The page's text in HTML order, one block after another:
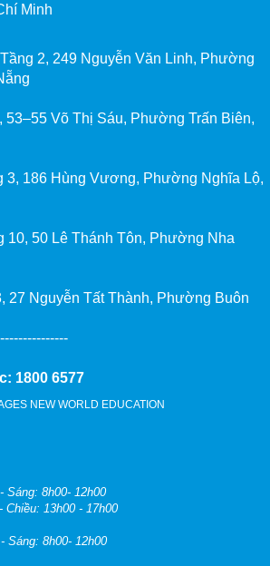
Minh
2, 249 Nguyễn Văn Linh, Phường
53–55 Võ Thị Sáu, Phường Trấn Biên,
3, 186 Hùng Vương, Phường Nghĩa Lộ,
10, 50 Lê Thánh Tôn, Phường Nha
27 Nguyễn Tất Thành, Phường Buôn
1800 6577
NEW WORLD EDUCATION
Sáng: 8h00- 12h00
- 17h00
8h00- 12h00